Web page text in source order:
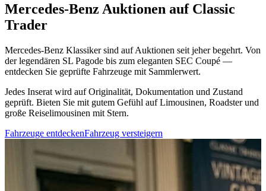
Mercedes-Benz Auktionen auf Classic
Trader
Mercedes-Benz Klassiker sind auf Auktionen seit jeher begehrt. Von
der legendären SL Pagode bis zum eleganten SEC Coupé —
entdecken Sie geprüfte Fahrzeuge mit Sammlerwert.
Jedes Inserat wird auf Originalität, Dokumentation und Zustand
geprüft. Bieten Sie mit gutem Gefühl auf Limousinen, Roadster und
große Reiselimousinen mit Stern.
Fahrzeuge entdeckenFahrzeug versteigern